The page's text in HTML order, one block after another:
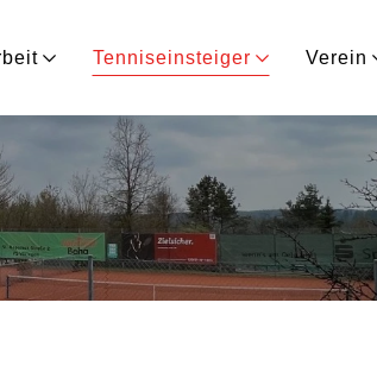
Tenniseinsteiger Verein